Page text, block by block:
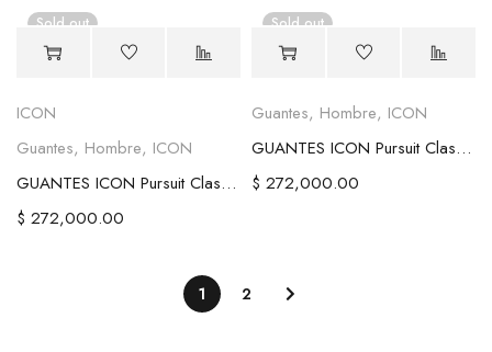
Sold out
ICON
Guantes, Hombre, ICON
GUANTES ICON Pursuit Classic™ NEGROS
$ 272,000.00
Sold out
Guantes, Hombre, ICON
GUANTES ICON Pursuit Classic™ Perforated Negros
$ 272,000.00
1 2